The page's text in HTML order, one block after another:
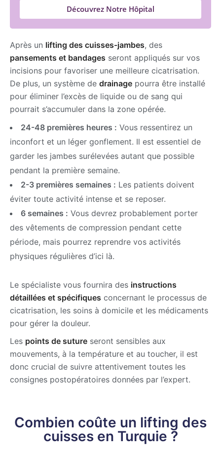
Après un lifting des cuisses-jambes, des
pansements et bandages seront appliqués sur vos
incisions pour favoriser une meilleure cicatrisation.
De plus, un système de drainage pourra être installé
pour éliminer l’excès de liquide ou de sang qui
pourrait s’accumuler dans la zone opérée.
24-48 premières heures : Vous ressentirez un
inconfort et un léger gonflement. Il est essentiel de
garder les jambes surélevées autant que possible
pendant la première semaine.
2-3 premières semaines : Les patients doivent
éviter toute activité intense et se reposer.
6 semaines : Vous devrez probablement porter
des vêtements de compression pendant cette
période, mais pourrez reprendre vos activités
physiques régulières d’ici là.
Le spécialiste vous fournira des instructions
détaillées et spécifiques concernant le processus de
cicatrisation, les soins à domicile et les médicaments
pour gérer la douleur.
Les points de suture seront sensibles aux
mouvements, à la température et au toucher, il est
donc crucial de suivre attentivement toutes les
consignes postopératoires données par l’expert.
Découvrez Notre Hôpital
Combien coûte un lifting des
cuisses en Turquie ?